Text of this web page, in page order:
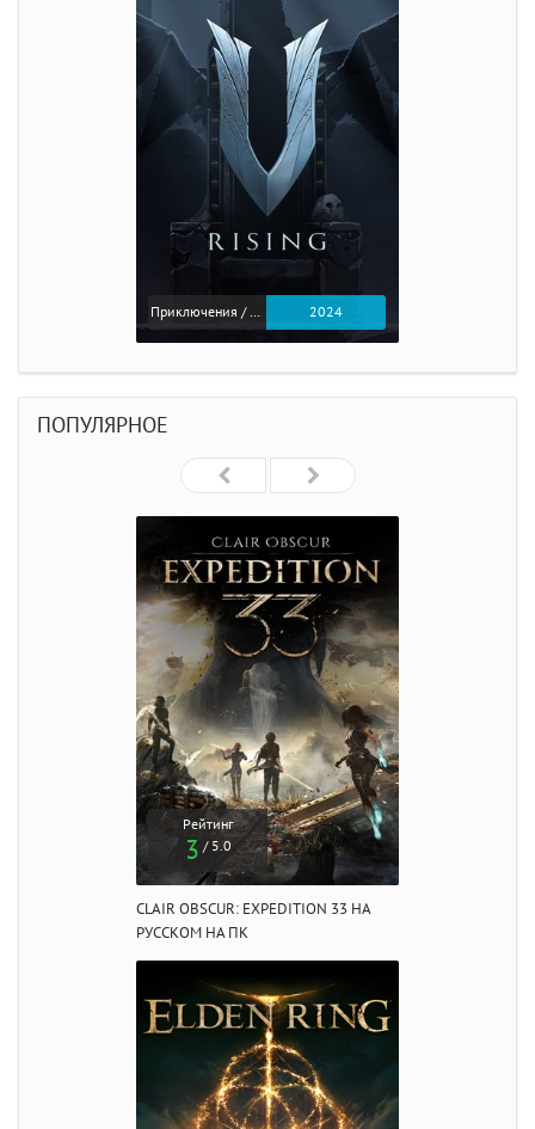
Приключения / Экшен 2024
ПОПУЛЯРНОЕ
Рейтинг
3 / 5.0
CLAIR OBSCUR: EXPEDITION 33 НА
РУССКОМ НА ПК